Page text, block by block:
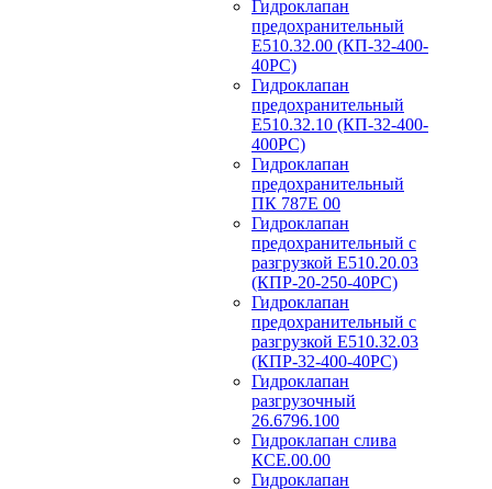
Гидроклапан
предохранительный
Е510.32.00 (КП-32-400-
40РС)
Гидроклапан
предохранительный
Е510.32.10 (КП-32-400-
400РС)
Гидроклапан
предохранительный
ПК 787Е 00
Гидроклапан
предохранительный с
разгрузкой Е510.20.03
(КПР-20-250-40РС)
Гидроклапан
предохранительный с
разгрузкой Е510.32.03
(КПР-32-400-40РС)
Гидроклапан
разгрузочный
26.6796.100
Гидроклапан слива
КСЕ.00.00
Гидроклапан